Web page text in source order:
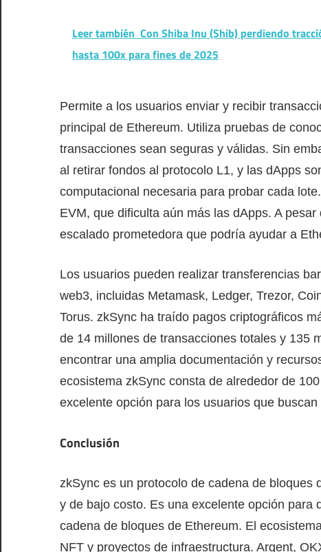
Leer también Con Shiba Inu (Shib) perdiendo
hasta 100x para fines de 2025
Permite a los usuarios enviar y recibir
principal de Ethereum. Utiliza pruebas de
transacciones sean seguras y válidas. Sin
al retirar fondos al protocolo L1, y las dApps
computacional necesaria para probar cada
EVM, que dificulta aún más las dApps. A
escalado prometedora que podría ayudar a
Los usuarios pueden realizar transferencias
web3, incluidas Metamask, Ledger, Trezor,
Torus. zkSync ha traído pagos criptográficos
de 14 millones de transacciones totales y 135
encontrar una amplia documentación y
ecosistema zkSync consta de alrededor de
excelente opción para los usuarios que
Conclusión
zkSync es un protocolo de cadena de
y de bajo costo. Es una excelente opción para
cadena de bloques de Ethereum. El
NFT y proyectos de infraestructura. Argent,